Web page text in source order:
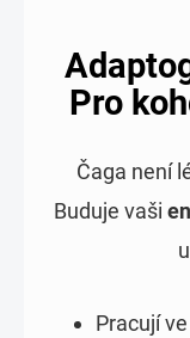
Pro
Čaga není
Buduje vaši
Pracují